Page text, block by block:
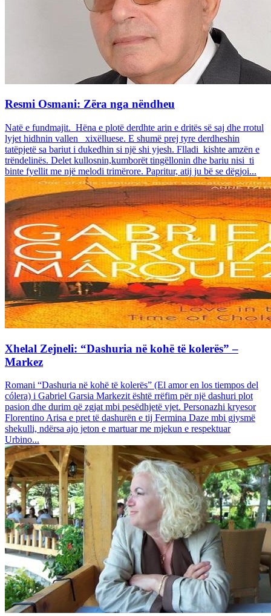
Resmi Osmani: Zëra nga nëndheu
Natë e fundmajit. Hëna e plotë derdhte arin e dritës së saj dhe rrotul
lyjet hidhnin vallen xixëlluese. E shumë prej tyre derdheshin
tatëpjetë sa bariut i dukedhin si një shi yjesh. Flladi kishte amzën e
trëndelinës. Delet kullosnin,kumborët tingëllonin dhe bariu nisi ti
binte fyellit me një melodi trimërore. Papritur, atij ju bë se dëgjoi...
Xhelal Zejneli: “Dashuria në kohë të kolerës” –
Markez
Romani “Dashuria në kohë të kolerës” (El amor en los tiempos del
cólera) i Gabriel Garsia Markezit është rrëfim për një dashuri plot
pasion dhe durim që zgjat mbi pesëdhjetë vjet. Personazhi kryesor
Florentino Arisa e pret të dashurën e tij Fermina Daze mbi gjysmë
shekulli, ndërsa ajo jeton e martuar me mjekun e respektuar
Urbino...